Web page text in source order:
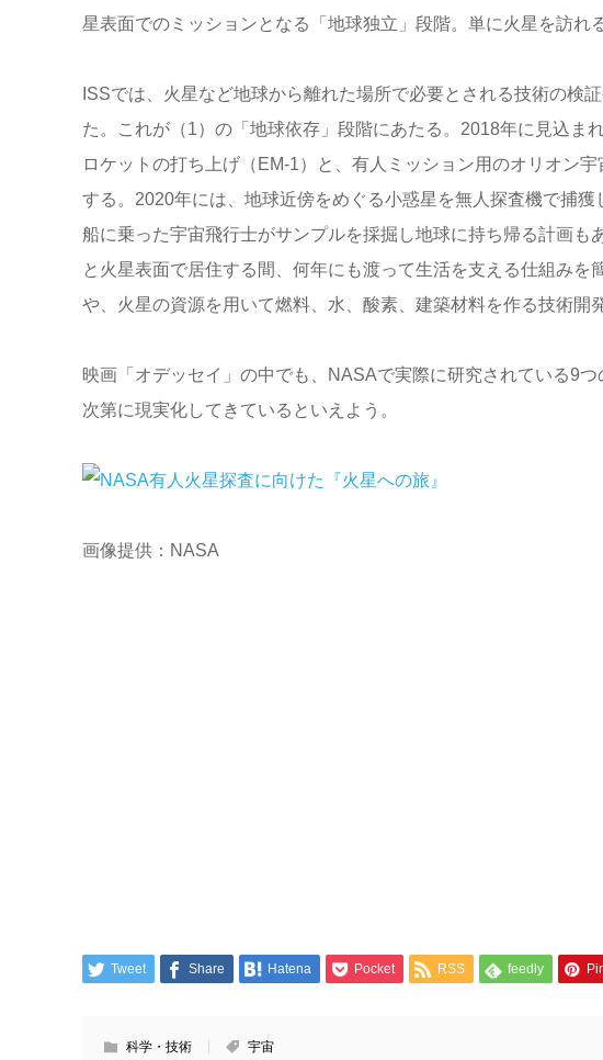
星表面でのミッションとなる「地球独立」段階。単に火星を訪れ
ISSでは、火星など地球から離れた場所で必要とされる技術の検
た。これが（1）の「地球依存」段階にあたる。2018年に見込ま
ロケットの打ち上げ（EM-1）と、有人ミッション用のオリオン
する。2020年には、地球近傍をめぐる小惑星を無人探査機で捕
船に乗った宇宙飛行士がサンプルを採掘し地球に持ち帰る計画
と火星表面で居住する間、何年にも渡って生活を支える仕組み
や、火星の資源を用いて燃料、水、酸素、建築材料を作る技術開
映画「オデッセイ」の中でも、NASAで実際に研究されている9
次第に現実化してきているといえよう。
画像提供：NASA
Tweet Share Hatena Pocket RSS feedly
科学・技術 宇宙